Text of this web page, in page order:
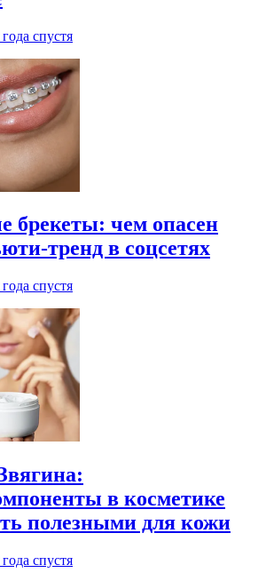
года спустя
брекеты: чем опасен
тренд в соцсетях
года спустя
в косметике
полезными для кожи
года спустя